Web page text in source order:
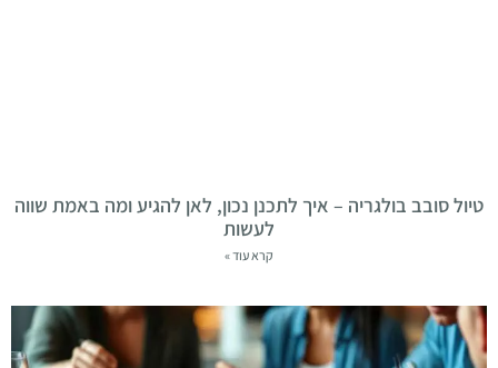
טיול סובב בולגריה – איך לתכנן נכון, לאן להגיע ומה באמת שווה
לעשות
קרא עוד »